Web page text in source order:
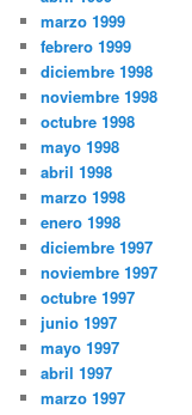
marzo 1999
febrero 1999
diciembre 1998
noviembre 1998
octubre 1998
mayo 1998
abril 1998
marzo 1998
enero 1998
diciembre 1997
noviembre 1997
octubre 1997
junio 1997
mayo 1997
abril 1997
marzo 1997